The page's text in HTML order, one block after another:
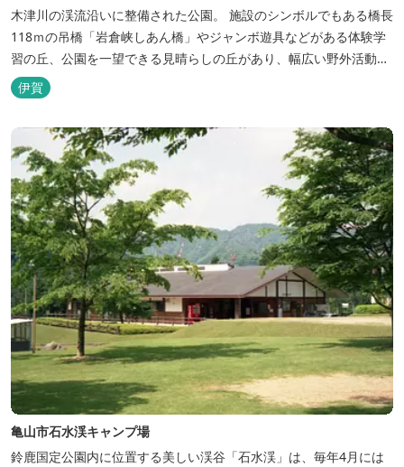
木津川の渓流沿いに整備された公園。 施設のシンボルでもある橋長
118ｍの吊橋「岩倉峡しあん橋」やジャンボ遊具などがある体験学
習の丘、公園を一望できる見晴らしの丘があり、幅広い野外活動に
利用できるキャンプ場も併設されています。 川沿いには島ヶ原温泉
やぶっちゃに至る「川辺の道」があり、旧岩倉水力発電所跡の水路
遺構を見ることができたり、春は桜、秋は紅葉の名所として楽しめ
る憩いの場となっています。
伊賀
亀山市石水渓キャンプ場
鈴鹿国定公園内に位置する美しい渓谷「石水渓」は、毎年4月には